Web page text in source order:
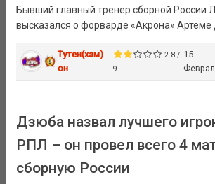
Бывший главный тренер сборной России
высказался о форварде «Акрона»
Тутен(хам)
он
2.8 /
9
15
Дзюба назвал лучшего
РПЛ – он провел всего 4
сборную России